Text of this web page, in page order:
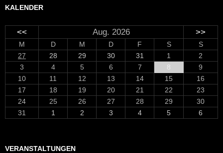
KALENDER
<< Aug. 2026 >>
M D M D F S
S
27
28 29 30 31 1
2
3
4 5 6 7 8
9
10
11 12 13 14 15
16
17
18 19 20 21 22
23
24
25 26 27 28 29
30
31
1 2 3 4 5 6
VERANSTALTUNGEN